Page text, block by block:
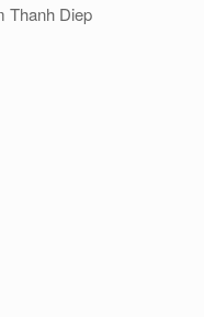
Thanh Diep